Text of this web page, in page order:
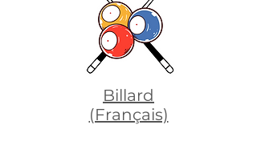
Billard
(Français)